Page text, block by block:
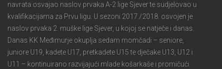
navrata osvajao naslov prvaka A-2 lige Sjever te sudjelovao u
kvalifikacijama za Prvu ligu. U sezoni 2017./2018. osvojen je
naslov prvaka 2. muške lige Sjever, u kojoj se natječe i danas.
Danas KK Međimurje okuplja sedam momčadi – seniore,
juniore U19, kadete U17, pretkadete U15 te dječake U13, U12 i
U11 – kontinuirano razvijajući mlade košarkaše i promičući